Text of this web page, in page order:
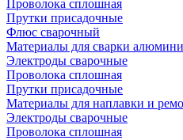
Проволока сплошная
Прутки присадочные
Флюс сварочный
Материалы для сварки
Электроды сварочные
Проволока сплошная
Прутки присадочные
Материалы для наплавки и
Электроды сварочные
Проволока сплошная